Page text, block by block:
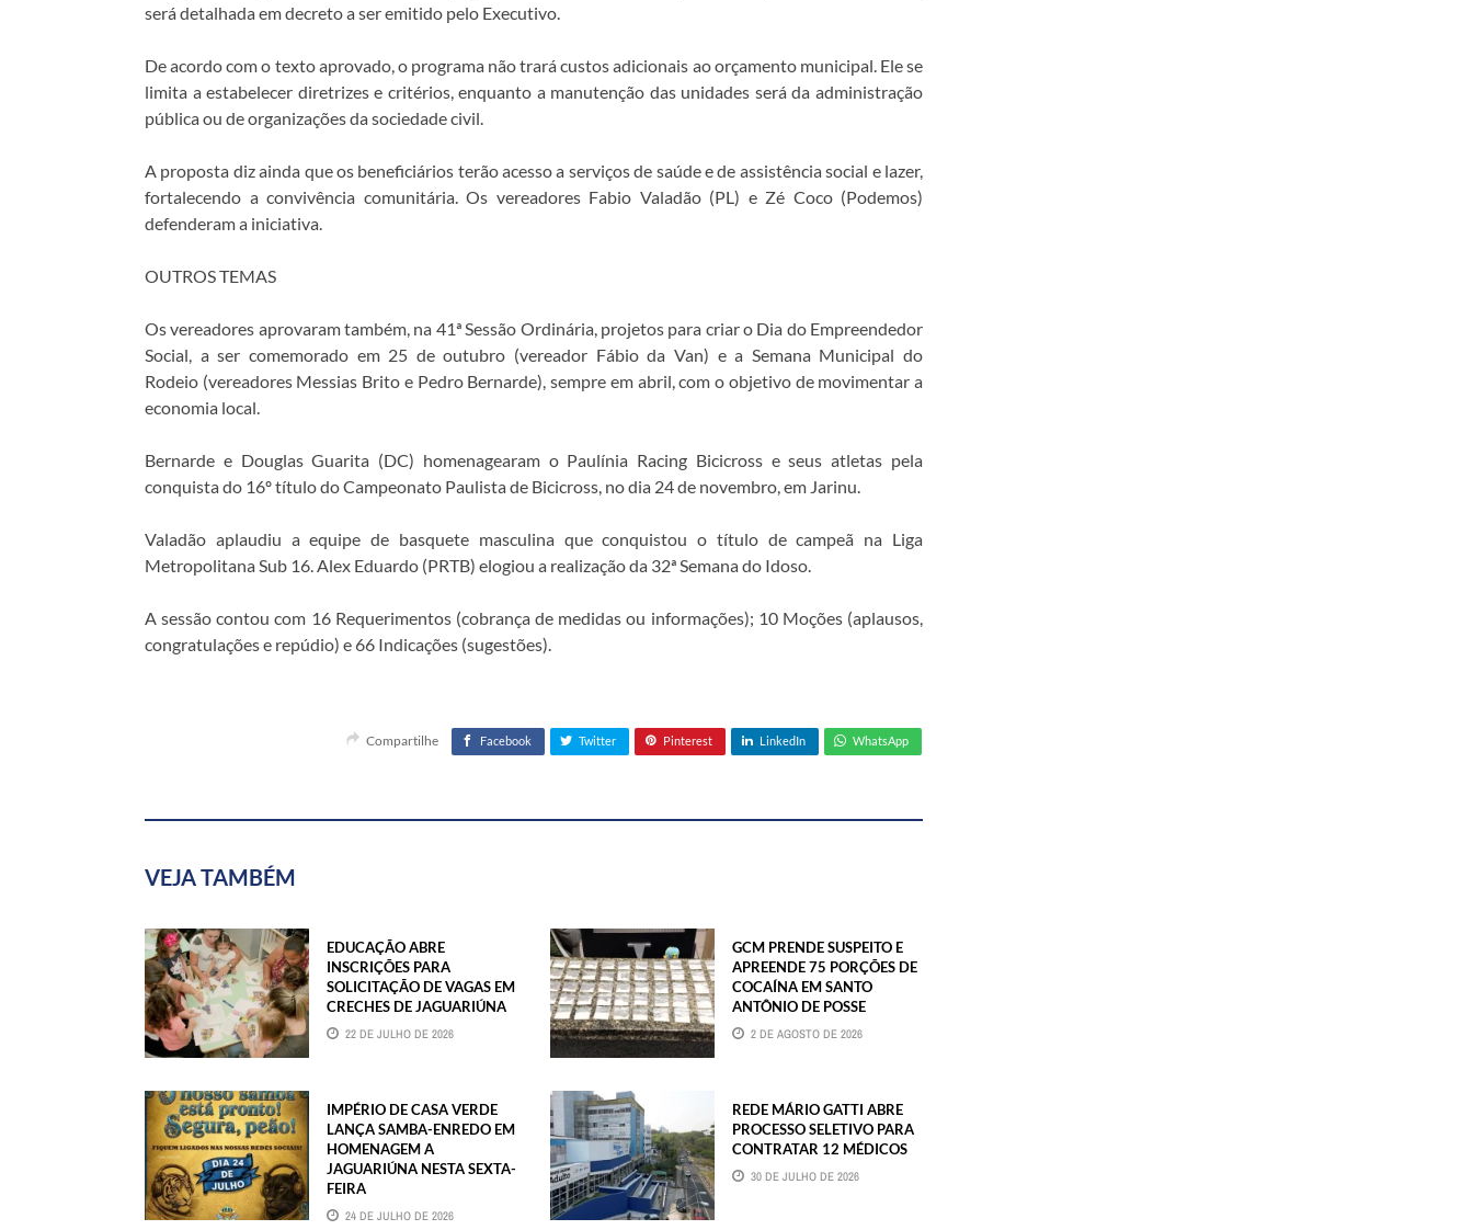
será detalhada em decreto a ser emitido pelo Executivo.
De acordo com o texto aprovado, o programa não trará custos adicionais ao orçamento municipal. Ele se
limita a estabelecer diretrizes e critérios, enquanto a manutenção das unidades será da administração
pública ou de organizações da sociedade civil.
A proposta diz ainda que os beneficiários terão acesso a serviços de saúde e de assistência social e lazer,
fortalecendo a convivência comunitária. Os vereadores Fabio Valadão (PL) e Zé Coco (Podemos)
defenderam a iniciativa.
OUTROS TEMAS
Os vereadores aprovaram também, na 41ª Sessão Ordinária, projetos para criar o Dia do Empreendedor
Social, a ser comemorado em 25 de outubro (vereador Fábio da Van) e a Semana Municipal do
Rodeio (vereadores Messias Brito e Pedro Bernarde), sempre em abril, com o objetivo de movimentar a
economia local.
Bernarde e Douglas Guarita (DC) homenagearam o Paulínia Racing Bicicross e seus atletas pela
conquista do 16º título do Campeonato Paulista de Bicicross, no dia 24 de novembro, em Jarinu.
Valadão aplaudiu a equipe de basquete masculina que conquistou o título de campeã na Liga
Metropolitana Sub 16. Alex Eduardo (PRTB) elogiou a realização da 32ª Semana do Idoso.
A sessão contou com 16 Requerimentos (cobrança de medidas ou informações); 10 Moções (aplausos,
congratulações e repúdio) e 66 Indicações (sugestões).
Compartilhe Facebook Twitter Pinterest LinkedIn WhatsApp
VEJA TAMBÉM
EDUCAÇÃO ABRE
INSCRIÇÕES PARA
SOLICITAÇÃO DE VAGAS EM
CRECHES DE JAGUARIÚNA
22 DE JULHO DE 2026
GCM PRENDE SUSPEITO E
APREENDE 75 PORÇÕES DE
COCAÍNA EM SANTO
ANTÔNIO DE POSSE
2 DE AGOSTO DE 2026
IMPÉRIO DE CASA VERDE
LANÇA SAMBA-ENREDO EM
HOMENAGEM A
JAGUARIÚNA NESTA SEXTA-
FEIRA
24 DE JULHO DE 2026
REDE MÁRIO GATTI ABRE
PROCESSO SELETIVO PARA
CONTRATAR 12 MÉDICOS
30 DE JULHO DE 2026